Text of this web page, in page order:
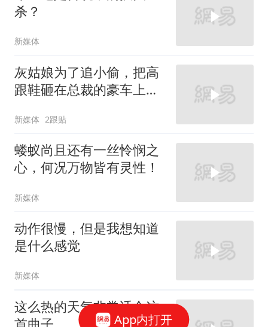
杀？
新媒体
灰姑娘为了追小偷，把高
跟鞋砸在总裁的豪车上，
新媒体 2跟贴
蝼蚁尚且还有一丝怜悯之
心，何况万物皆有灵性！
新媒体
动作很慢，但是我想知道
是什么感觉
新媒体
这么热的天气非常适合这
App内打开